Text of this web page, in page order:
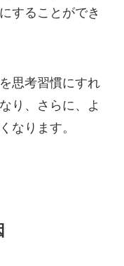
することができ
思考習慣にすれ
り、さらに、よ
なります。